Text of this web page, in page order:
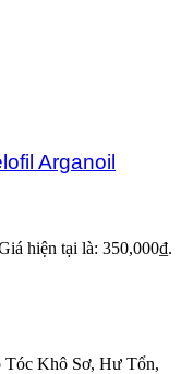
Arganoil
hiện tại là: 350,000₫.
Khô Sơ, Hư Tổn,